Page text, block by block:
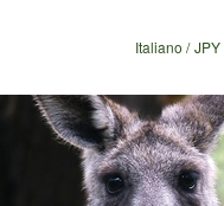
Italiano JPY